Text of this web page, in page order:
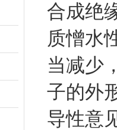
合成绝
质憎水
当减少
子的外
导性意